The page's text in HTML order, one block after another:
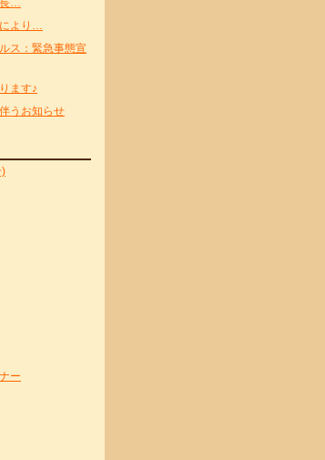
長…
より…
ス：緊急事態宣
ます♪
うお知らせ
)
ー